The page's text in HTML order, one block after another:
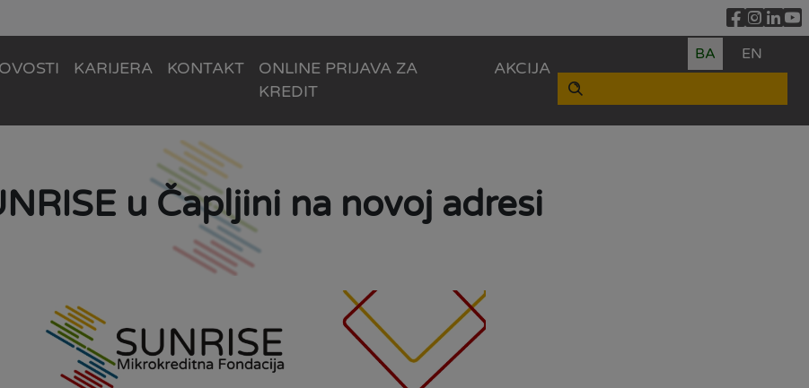
KARIJERA KONTAKT
ONLINE PRIJAVA ZA
KREDIT
AKCIJA
BA EN
u Čapljini na novoj adresi